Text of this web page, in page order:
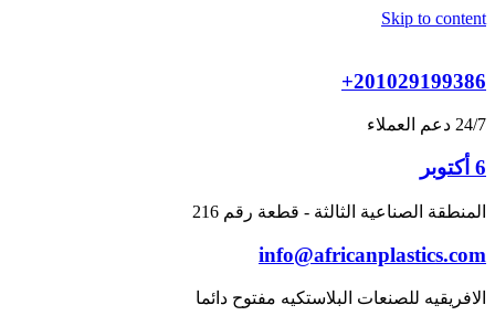
Skip to content
+201029199386
24/7 دعم العملاء
6 أكتوبر
المنطقة الصناعية الثالثة - قطعة رقم 216
info@africanplastics.com
الافريقيه للصنعات البلاستكيه مفتوح دائما